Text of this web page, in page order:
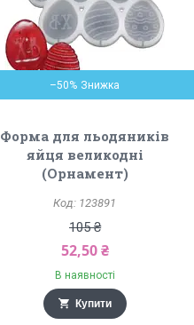
–50%
Форма для льодяників
яйця великодні
(Орнамент)
123891
105 ₴
52,50 ₴
В наявності
Купити